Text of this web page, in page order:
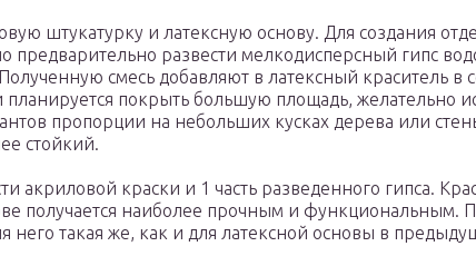
штукатурку и латексную основу. Для создания
предварительно развести мелкодисперсный гипс
смесь добавляют в латексный краситель в
планируется покрыть большую площадь, желательно
пропорции на небольших кусках дерева или
стойкий.
акриловой краски и 1 часть разведенного гипса.
получается наиболее прочным и функциональным.
него такая же, как и для латексной основы в